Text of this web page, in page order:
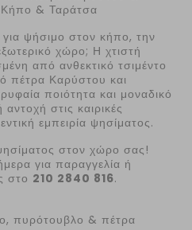
Κήπο & Ταράτσα
για ψήσιμο στον κήπο, την
χώρο; Η χτιστή
από ανθεκτικό τσιμέντο
πέτρα Καρύστου και
ποιότητα και μοναδικό
στις καιρικές
εμπειρία ψησίματος.
στον χώρο σας!
για παραγγελία ή
στο 210 2840 816.
πυρότουβλο & πέτρα